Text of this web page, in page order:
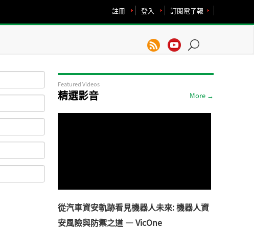
訂閱電子報
登入
註冊
Featured Videos
精選影音 More →
從汽車資安軌跡看見機器人未來: 機器人資
安風險與防禦之道 — VicOne